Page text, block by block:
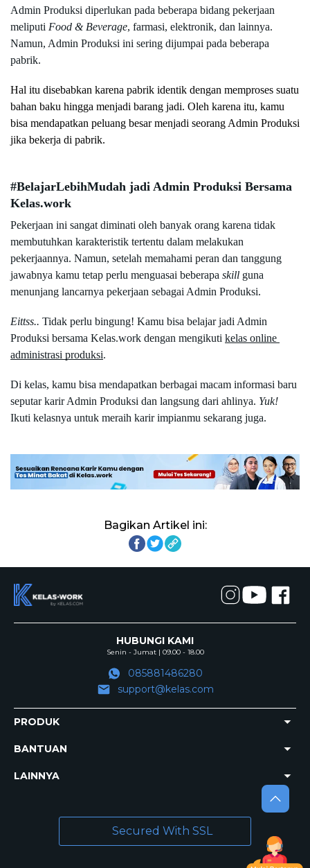
Admin Produksi diperlukan pada beberapa bidang pekerjaan
meliputi Food & Beverage, farmasi, elektronik, dan lainnya.
Namun, Admin Produksi ini sering dijumpai pada beberapa
pabrik.
Hal itu disebabkan karena pabrik identik dengan memproses suatu
bahan baku hingga menjadi barang jadi. Oleh karena itu, kamu
bisa mendapatkan peluang besar menjadi seorang Admin Produksi
jika bekerja di pabrik.
#BelajarLebihMudah jadi Admin Produksi Bersama
Kelas.work
Pekerjaan ini sangat diminati oleh banyak orang karena tidak
membutuhkan karakteristik tertentu dalam melakukan
pekerjaannya. Namun, setelah memahami peran dan tanggung
jawabnya kamu tetap perlu menguasai beberapa skill guna
menunjang lancarnya pekerjaan sebagai Admin Produksi.
Eittss.. Tidak perlu bingung! Kamu bisa belajar jadi Admin
Produksi bersama Kelas.work dengan mengikuti kelas online
administrasi produksi.
Di kelas, kamu bisa mendapatkan berbagai macam informasi baru
seputar karir Admin Produksi dan langsung dari ahlinya. Yuk!
Ikuti kelasnya untuk meraih karir impianmu sekarang juga.
Bagikan Artikel ini:
HUBUNGI KAMI
Senin - Jumat | 09.00 - 18.00
085881486280
support@kelas.com
PRODUK
BANTUAN
LAINNYA
Secured With SSL